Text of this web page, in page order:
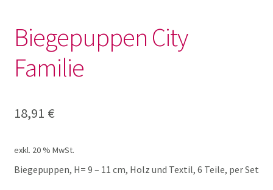
Meine kleine Welt
Biegepuppen City
Familie
18,91 €
exkl. 20 % MwSt.
Biegepuppen, H= 9 – 11 cm, Holz und Textil, 6 Teile, per Set